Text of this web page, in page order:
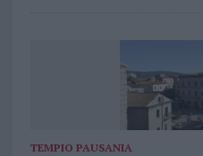
TEMPIO PAUSANIA